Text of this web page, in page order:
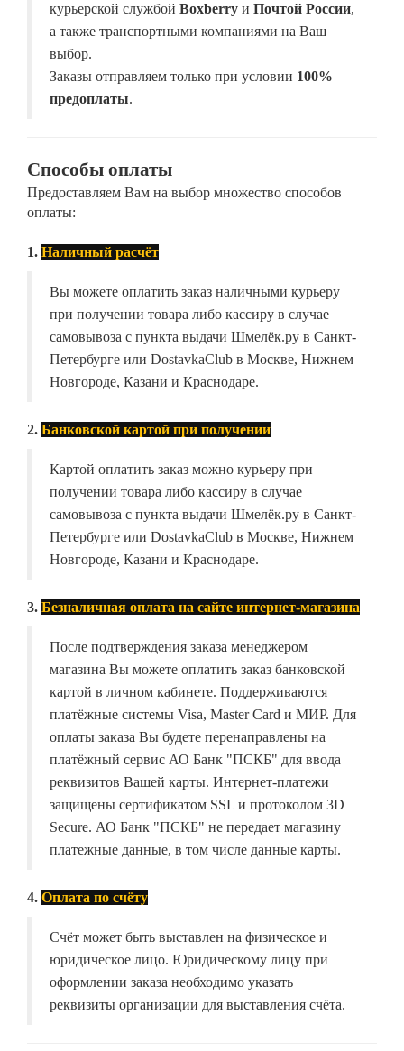
курьерской службой Boxberry и Почтой России,
а также транспортными компаниями на Ваш
выбор.
Заказы отправляем только при условии 100%
предоплаты.
Способы оплаты
Предоставляем Вам на выбор множество способов
оплаты:
1. Наличный расчёт
Вы можете оплатить заказ наличными курьеру
при получении товара либо кассиру в случае
самовывоза с пункта выдачи Шмелёк.ру в Санкт-
Петербурге или DostavkaClub в Москве, Нижнем
Новгороде, Казани и Краснодаре.
2. Банковской картой при получении
Картой оплатить заказ можно курьеру при
получении товара либо кассиру в случае
самовывоза с пункта выдачи Шмелёк.ру в Санкт-
Петербурге или DostavkaClub в Москве, Нижнем
Новгороде, Казани и Краснодаре.
3. Безналичная оплата на сайте интернет-магазина
После подтверждения заказа менеджером
магазина Вы можете оплатить заказ банковской
картой в личном кабинете. Поддерживаются
платёжные системы Visa, Master Card и МИР. Для
оплаты заказа Вы будете перенаправлены на
платёжный сервис АО Банк "ПСКБ" для ввода
реквизитов Вашей карты. Интернет-платежи
защищены сертификатом SSL и протоколом 3D
Secure. АО Банк "ПСКБ" не передает магазину
платежные данные, в том числе данные карты.
4. Оплата по счёту
Счёт может быть выставлен на физическое и
юридическое лицо. Юридическому лицу при
оформлении заказа необходимо указать
реквизиты организации для выставления счёта.